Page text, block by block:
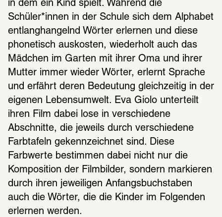
in dem ein Kind spielt. Während die
Schüler*innen in der Schule sich dem Alphabet
entlanghangelnd Wörter erlernen und diese
phonetisch auskosten, wiederholt auch das
Mädchen im Garten mit ihrer Oma und ihrer
Mutter immer wieder Wörter, erlernt Sprache
und erfährt deren Bedeutung gleichzeitig in der
eigenen Lebensumwelt. Eva Giolo unterteilt
ihren Film dabei lose in verschiedene
Abschnitte, die jeweils durch verschiedene
Farbtafeln gekennzeichnet sind. Diese
Farbwerte bestimmen dabei nicht nur die
Komposition der Filmbilder, sondern markieren
durch ihren jeweiligen Anfangsbuchstaben
auch die Wörter, die die Kinder im Folgenden
erlernen werden.